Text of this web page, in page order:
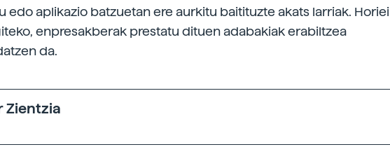
edo aplikazio batzuetan ere aurkitu baitituzte akats larriak. Horiei
enpresakberak prestatu dituen adabakiak erabiltzea
da.
Zientzia